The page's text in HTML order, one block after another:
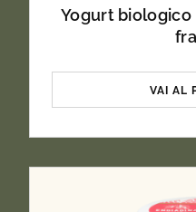
Yogurt biologico
VAI AL